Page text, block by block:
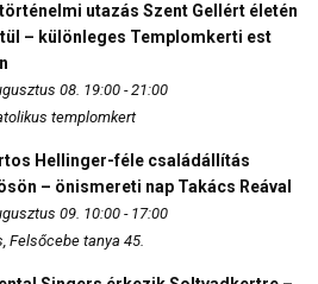
utazás Szent Gellért életén
– különleges Templomkerti est
08. 19:00 - 21:00
templomkert
Hellinger-féle családállítás
– önismereti nap Takács Reával
09. 10:00 - 17:00
Felsőcebe tanya 45.